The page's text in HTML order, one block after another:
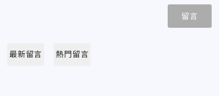
留言
最新留言 熱門留言